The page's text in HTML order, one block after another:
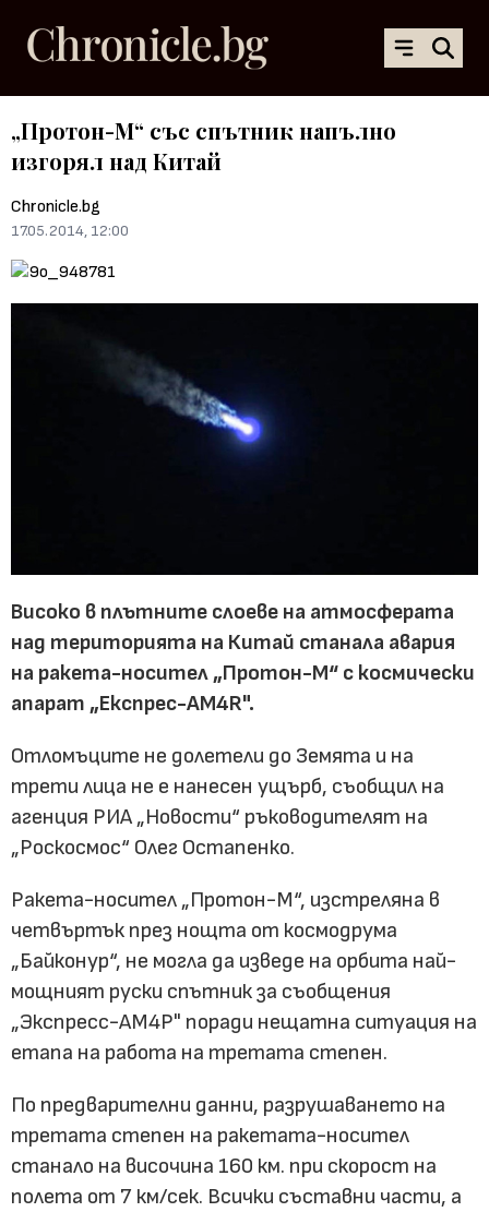
„Протон-М“ със спътник напълно
изгорял над Китай
Chronicle.bg
17.05.2014, 12:00
Високо в плътните слоеве на атмосферата
над територията на Китай станала авария
на ракета-носител „Протон-М“ с космически
апарат „Експрес-АМ4R".
Отломъците не долетели до Земята и на
трети лица не е нанесен ущърб, съобщил на
агенция РИА „Новости“ ръководителят на
„Роскосмос“ Олег Остапенко.
Ракета-носител „Протон-М“, изстреляна в
четвъртък през нощта от космодрума
„Байконур“, не могла да изведе на орбита най-
мощният руски спътник за съобщения
„Экспресс-АМ4Р" поради нещатна ситуация на
етапа на работа на третата степен.
По предварителни данни, разрушаването на
третата степен на ракетата-носител
станало на височина 160 км. при скорост на
полета от 7 км/сек. Всички съставни части, а